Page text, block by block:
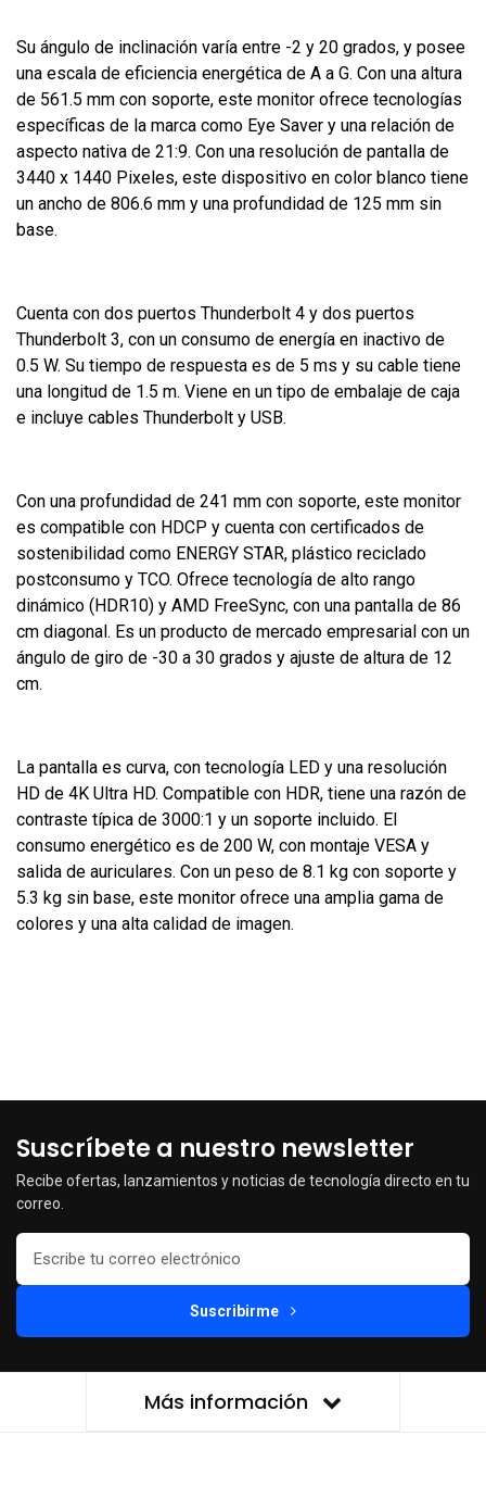
Su ángulo de inclinación varía entre -2 y 20 grados, y posee
una escala de eficiencia energética de A a G. Con una altura
de 561.5 mm con soporte, este monitor ofrece tecnologías
específicas de la marca como Eye Saver y una relación de
aspecto nativa de 21:9. Con una resolución de pantalla de
3440 x 1440 Pixeles, este dispositivo en color blanco tiene
un ancho de 806.6 mm y una profundidad de 125 mm sin
base.
Cuenta con dos puertos Thunderbolt 4 y dos puertos
Thunderbolt 3, con un consumo de energía en inactivo de
0.5 W. Su tiempo de respuesta es de 5 ms y su cable tiene
una longitud de 1.5 m. Viene en un tipo de embalaje de caja
e incluye cables Thunderbolt y USB.
Con una profundidad de 241 mm con soporte, este monitor
es compatible con HDCP y cuenta con certificados de
sostenibilidad como ENERGY STAR, plástico reciclado
postconsumo y TCO. Ofrece tecnología de alto rango
dinámico (HDR10) y AMD FreeSync, con una pantalla de 86
cm diagonal. Es un producto de mercado empresarial con un
ángulo de giro de -30 a 30 grados y ajuste de altura de 12
cm.
La pantalla es curva, con tecnología LED y una resolución
HD de 4K Ultra HD. Compatible con HDR, tiene una razón de
contraste típica de 3000:1 y un soporte incluido. El
consumo energético es de 200 W, con montaje VESA y
salida de auriculares. Con un peso de 8.1 kg con soporte y
5.3 kg sin base, este monitor ofrece una amplia gama de
colores y una alta calidad de imagen.
Suscríbete a nuestro newsletter
Recibe ofertas, lanzamientos y noticias de tecnología directo en tu
correo.
Suscribirme
Más información